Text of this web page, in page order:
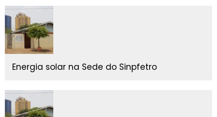
Energia solar na Sede do Sinpfetro